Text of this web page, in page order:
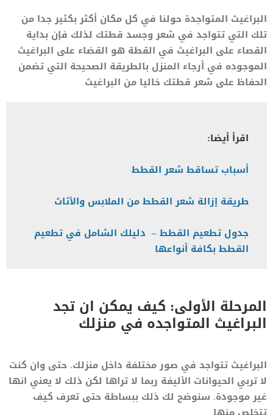
البراغيث المتواجدة حولنا في كل مكان أكثر بكثير جدا من
تلك التي تتواجد في شعر وجسد قطتك لذلك فإن بداية
القصاء على البراغيث في القطة هو القضاء على البراغيث
الموجوده في أرجاء المنزل بالطريقة الصحيحة التي تضمن
الحفاظ على شعر قطتك خاليا من البراغيث
اقرأ أيضا:
أسباب تساقط شعر القطط
طريقة إزالة شعر القطط من الملابس والأثاث
جدول تطعيم القطط – دليلك الشامل في تطعيم
القطط بكافة أنواعها
المرحلة الأولى: كيف يمكن ان تجد
البراغيث المتواجده في منزلك
البراغيث تتواجد في صور مختلفة داخل منزلك. حتى وان كنت
لا تربي الحيوانات الأليفة ربما لا تراها لكن ذلك لا يعني انها
غير موجودة. سنوضح لك ذلك ببساطة حتى تعرف كيف